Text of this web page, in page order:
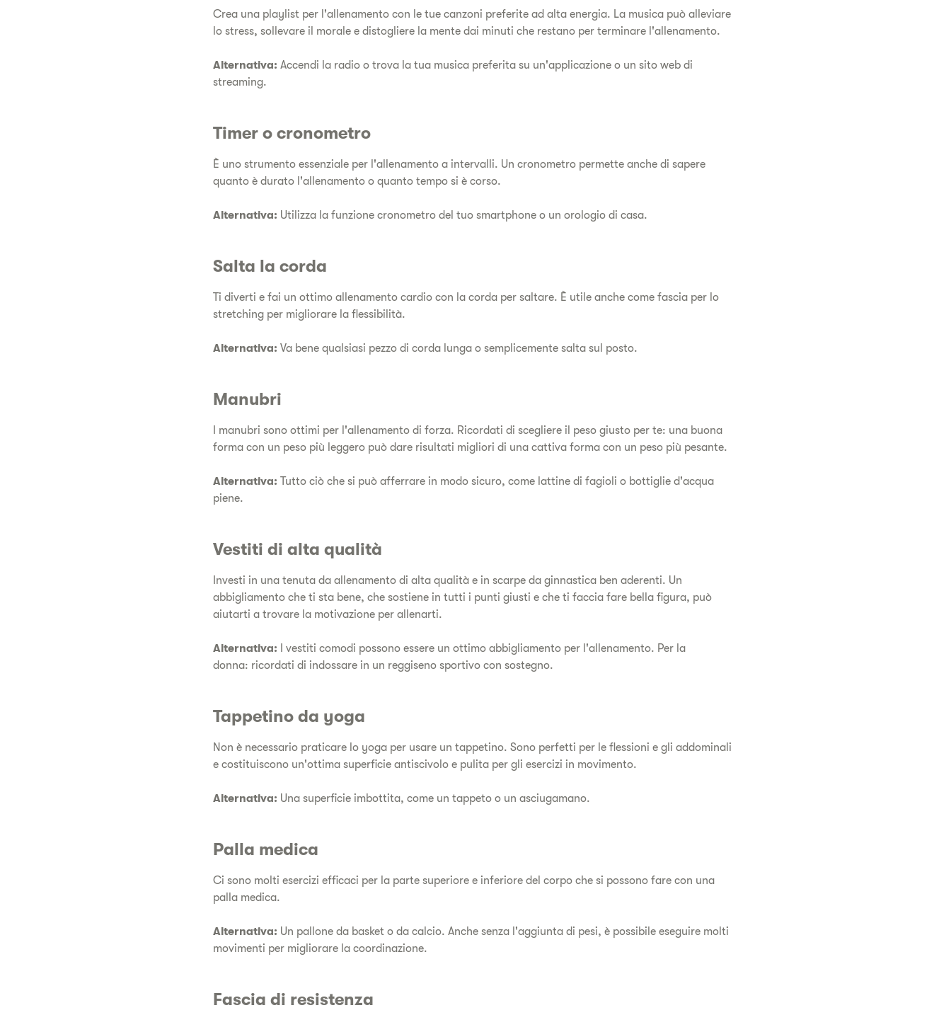
Crea una playlist per l'allenamento con le tue canzoni preferite ad alta energia. La musica può alleviare
lo stress, sollevare il morale e distogliere la mente dai minuti che restano per terminare l'allenamento.
Alternativa: Accendi la radio o trova la tua musica preferita su un'applicazione o un sito web di
streaming.
Timer o cronometro
È uno strumento essenziale per l'allenamento a intervalli. Un cronometro permette anche di sapere
quanto è durato l'allenamento o quanto tempo si è corso.
Alternativa: Utilizza la funzione cronometro del tuo smartphone o un orologio di casa.
Salta la corda
Ti diverti e fai un ottimo allenamento cardio con la corda per saltare. È utile anche come fascia per lo
stretching per migliorare la flessibilità.
Alternativa: Va bene qualsiasi pezzo di corda lunga o semplicemente salta sul posto.
Manubri
I manubri sono ottimi per l'allenamento di forza. Ricordati di scegliere il peso giusto per te: una buona
forma con un peso più leggero può dare risultati migliori di una cattiva forma con un peso più pesante.
Alternativa: Tutto ciò che si può afferrare in modo sicuro, come lattine di fagioli o bottiglie d'acqua
piene.
Vestiti di alta qualità
Investi in una tenuta da allenamento di alta qualità e in scarpe da ginnastica ben aderenti. Un
abbigliamento che ti sta bene, che sostiene in tutti i punti giusti e che ti faccia fare bella figura, può
aiutarti a trovare la motivazione per allenarti.
Alternativa: I vestiti comodi possono essere un ottimo abbigliamento per l'allenamento. Per la
donna: ricordati di indossare in un reggiseno sportivo con sostegno.
Tappetino da yoga
Non è necessario praticare lo yoga per usare un tappetino. Sono perfetti per le flessioni e gli addominali
e costituiscono un'ottima superficie antiscivolo e pulita per gli esercizi in movimento.
Alternativa: Una superficie imbottita, come un tappeto o un asciugamano.
Palla medica
Ci sono molti esercizi efficaci per la parte superiore e inferiore del corpo che si possono fare con una
palla medica.
Alternativa: Un pallone da basket o da calcio. Anche senza l'aggiunta di pesi, è possibile eseguire molti
movimenti per migliorare la coordinazione.
Fascia di resistenza